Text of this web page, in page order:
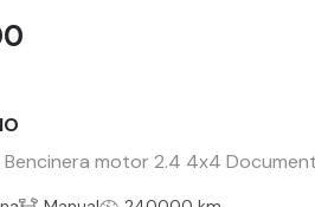
Bencinera motor 2.4 4x4